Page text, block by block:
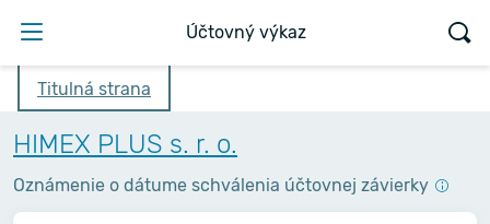
Účtovný výkaz
Titulná strana
HIMEX PLUS s. r. o.
Oznámenie o dátume schválenia účtovnej závierky